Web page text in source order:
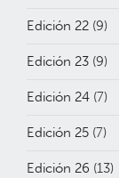
Edición 22 (9)
Edición 23 (9)
Edición 24 (7)
Edición 25 (7)
Edición 26 (13)